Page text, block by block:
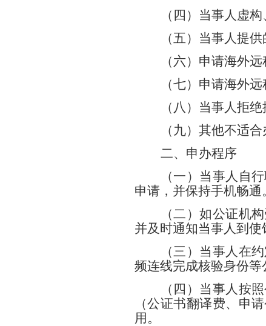
（四）当事人虚
（五）当事人提
（六）申请海外
（七）申请海外
（八）当事人拒
（九）其他不适
二、申办程序
（一）当事人自
申请，并保持手机畅通
（二）如公证机
并及时通知当事人到使
（三）当事人在
频连线完成核验身份等
（四）当事人按
（公证书翻译费、申
用。